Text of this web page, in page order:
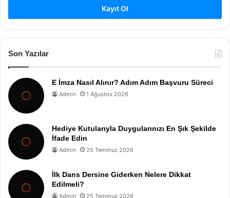
Kayıt Ol
Son Yazılar
E İmza Nasıl Alınır? Adım Adım Başvuru Süreci
Admin 1 Ağustos 2026
Hediye Kutularıyla Duygularınızı En Şık Şekilde
İfade Edin
Admin 25 Temmuz 2026
İlk Dans Dersine Giderken Nelere Dikkat
Edilmeli?
Admin 25 Temmuz 2026